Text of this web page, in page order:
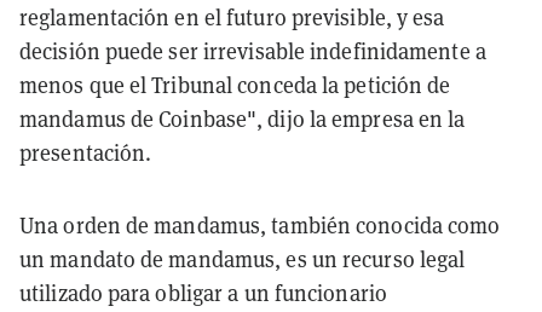
reglamentación en el futuro previsible, y esa
decisión puede ser irrevisable indefinidamente a
menos que el Tribunal conceda la petición de
mandamus de Coinbase", dijo la empresa en la
presentación.
Una orden de mandamus, también conocida como
un mandato de mandamus, es un recurso legal
utilizado para obligar a un funcionario